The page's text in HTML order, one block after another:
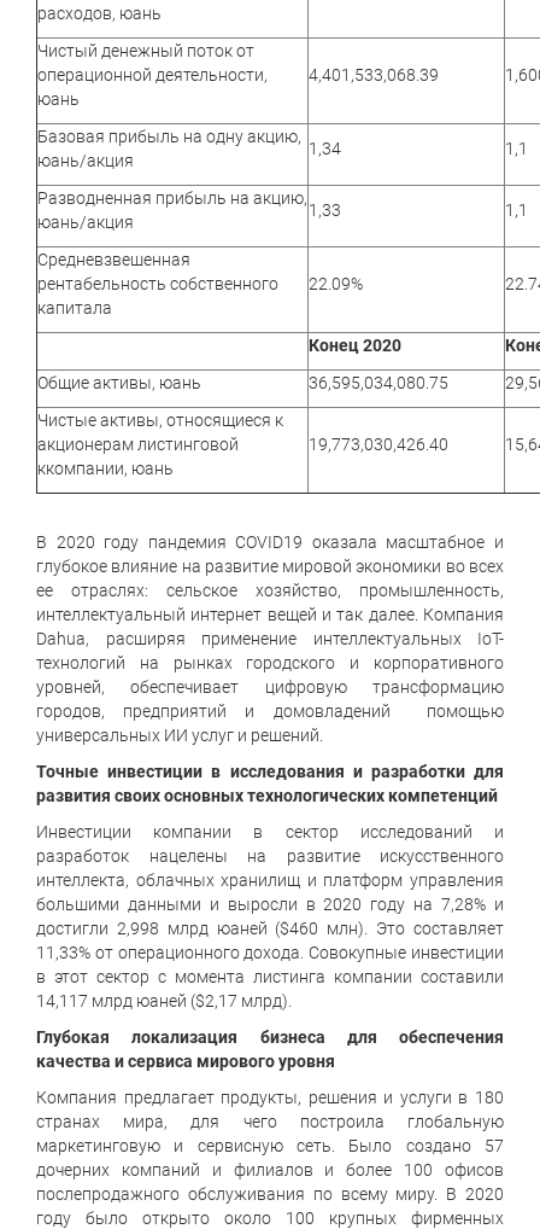
расходов, юань
Чистый денежный поток от
операционной деятельности,
юань
4,401,533,068.39
Базовая прибыль на одну акцию,
юань/акция
1,34 1,1
Разводненная прибыль на акцию,
юань/акция
1,33 1,1
Средневзвешенная
рентабельность собственного
капитала
22.09%
Конец 2020
Общие активы, юань
36,595,034,080.75
Чистые активы, относящиеся к
акционерам листинговой
ккомпании, юань
19,773,030,426.40
В 2020 году пандемия COVID19 оказала масштабное и
глубокое влияние на развитие мировой экономики во всех
ее отраслях: сельское хозяйство, промышленность,
интеллектуальный интернет вещей и так далее. Компания
Dahua, расширяя применение интеллектуальных IoT-
технологий на рынках городского и корпоративного
уровней, обеспечивает цифровую трансформацию
городов, предприятий и домовладений помощью
универсальных ИИ услуг и решений.
Точные инвестиции в исследования и разработки для
развития своих основных технологических компетенций
Инвестиции компании в сектор исследований и
разработок нацелены на развитие искусственного
интеллекта, облачных хранилищ и платформ управления
большими данными и выросли в 2020 году на 7,28% и
достигли 2,998 млрд юаней ($460 млн). Это составляет
11,33% от операционного дохода. Совокупные инвестиции
в этот сектор с момента листинга компании составили
14,117 млрд юаней ($2,17 млрд).
Глубокая локализация бизнеса для обеспечения
качества и сервиса мирового уровня
Компания предлагает продукты, решения и услуги в 180
странах мира, для чего построила глобальную
маркетинговую и сервисную сеть. Было создано 57
дочерних компаний и филиалов и более 100 офисов
послепродажного обслуживания по всему миру. В 2020
году было открыто около 100 крупных фирменных